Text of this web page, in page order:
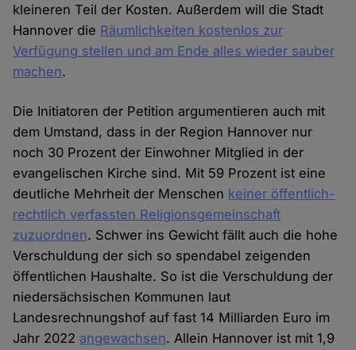
kleineren Teil der Kosten. Außerdem will die Stadt
Hannover die Räumlichkeiten kostenlos zur
Verfügung stellen und am Ende alles wieder sauber
machen.
Die Initiatoren der Petition argumentieren auch mit
dem Umstand, dass in der Region Hannover nur
noch 30 Prozent der Einwohner Mitglied in der
evangelischen Kirche sind. Mit 59 Prozent ist eine
deutliche Mehrheit der Menschen keiner öffentlich-
rechtlich verfassten Religionsgemeinschaft
zuzuordnen. Schwer ins Gewicht fällt auch die hohe
Verschuldung der sich so spendabel zeigenden
öffentlichen Haushalte. So ist die Verschuldung der
niedersächsischen Kommunen laut
Landesrechnungshof auf fast 14 Milliarden Euro im
Jahr 2022 angewachsen. Allein Hannover ist mit 1,9